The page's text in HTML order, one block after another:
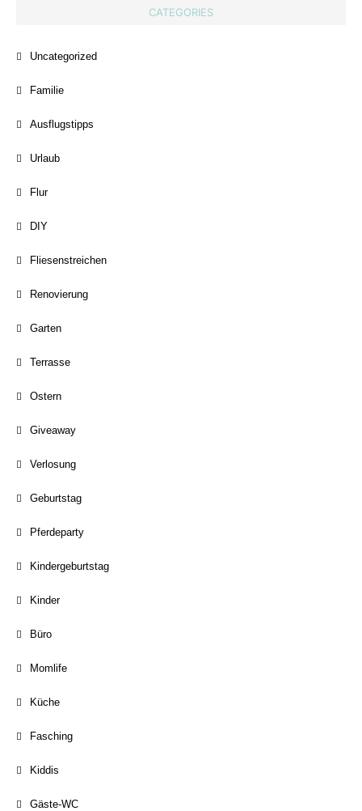
CATEGORIES
Uncategorized
Familie
Ausflugstipps
Urlaub
Flur
DIY
Fliesenstreichen
Renovierung
Garten
Terrasse
Ostern
Giveaway
Verlosung
Geburtstag
Pferdeparty
Kindergeburtstag
Kinder
Büro
Momlife
Küche
Fasching
Kiddis
Gäste-WC